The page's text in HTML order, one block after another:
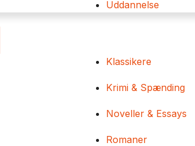
Uddannelse
Klassikere
Krimi & Spænding
Noveller & Essays
Romaner